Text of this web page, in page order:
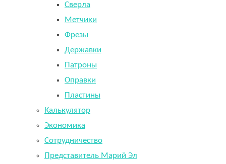
Сверла
Метчики
Фрезы
Державки
Патроны
Оправки
Пластины
Калькулятор
Экономика
Сотрудничество
Представитель Марий Эл